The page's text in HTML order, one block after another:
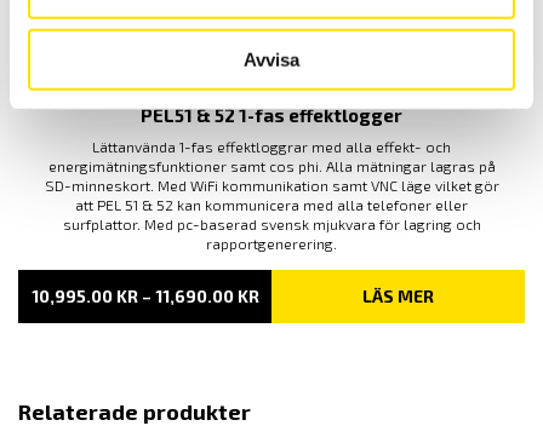
Avvisa
PEL51 & 52 1-fas effektlogger
Lättanvända 1-fas effektloggrar med alla effekt- och
energimätningsfunktioner samt cos phi. Alla mätningar lagras på
SD-minneskort. Med WiFi kommunikation samt VNC läge vilket gör
att PEL 51 & 52 kan kommunicera med alla telefoner eller
surfplattor. Med pc-baserad svensk mjukvara för lagring och
rapportgenerering.
10,995.00 KR – 11,690.00 KRPRISINTERVALL:
TILL
LÄS MER
Relaterade produkter